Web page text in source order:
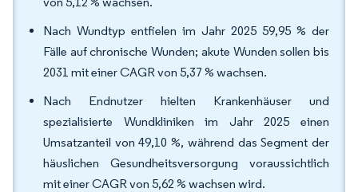
Nach Wundtyp entfielen im Jahr 2025 59,95 % der
Fälle auf chronische Wunden; akute Wunden sollen bis
2031 mit einer CAGR von 5,37 % wachsen.
Nach Endnutzer hielten Krankenhäuser und
spezialisierte Wundkliniken im Jahr 2025 einen
Umsatzanteil von 49,10 %, während das Segment der
häuslichen Gesundheitsversorgung voraussichtlich
mit einer CAGR von 5,62 % wachsen wird.